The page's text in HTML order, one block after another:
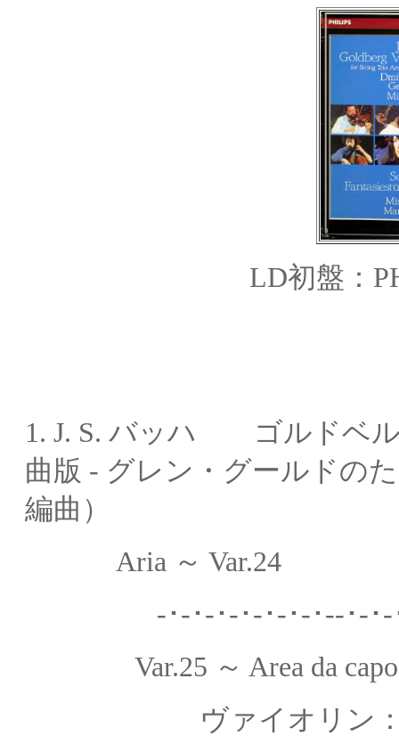
LD初盤：
1. J. S. バッハ ゴルドベル
曲版 - グレン・グールドの
編曲）
Aria ～ Var.24
-･-･-･-･-･-･-･--･-
Var.25 ～ Area da capo
ヴァイオリン